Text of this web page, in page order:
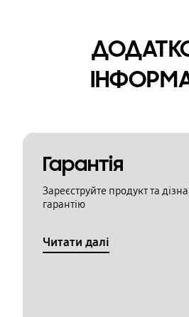
Гарантія
Зареєструйте продукт та
гарантію
Читати далі